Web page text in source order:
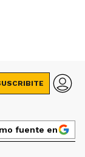
fuente en